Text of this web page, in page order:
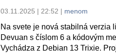
03.11.2025 | 22:52 | menom
Na svete je nová stabilná verzia
Devuan s číslom 6 a kódovým
Vychádza z Debian 13 Trixie.